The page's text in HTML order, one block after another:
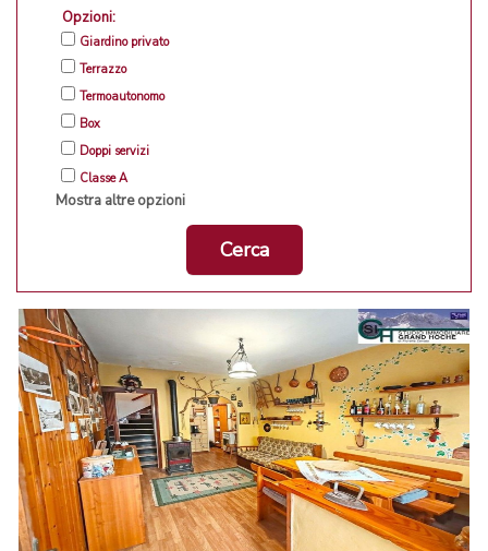
Opzioni:
Giardino privato
Terrazzo
Termoautonomo
Box
Doppi servizi
Classe A
Mostra altre opzioni
Cerca